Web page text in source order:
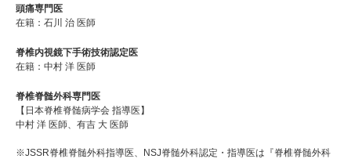
頭痛専門医
在籍：石川 治 医師
脊椎内視鏡下手術技術認定医
在籍：中村 洋 医師
脊椎脊髄外科専門医
【日本脊椎脊髄病学会 指導医】
中村 洋 医師、有吉 大 医師
※JSSR脊椎脊髄外科指導医、NSJ脊髄外科認定・指導医は『脊椎脊髄外科